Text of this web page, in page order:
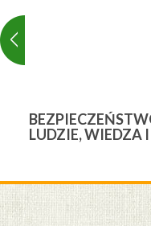
LUDZIE, WIEDZA